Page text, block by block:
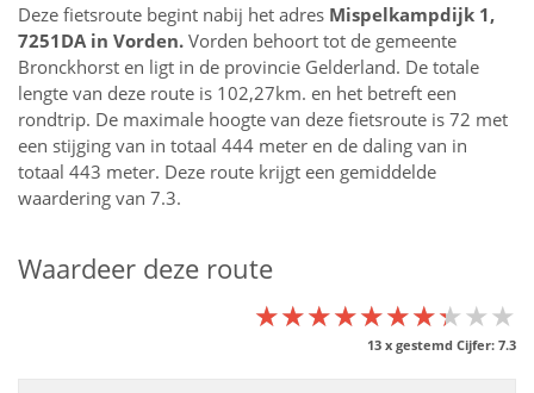
Deze fietsroute begint nabij het adres Mispelkampdijk 1,
7251DA in Vorden. Vorden behoort tot de gemeente
Bronckhorst en ligt in de provincie Gelderland. De totale
lengte van deze route is 102,27km. en het betreft een
rondtrip. De maximale hoogte van deze fietsroute is 72 met
een stijging van in totaal 444 meter en de daling van in
totaal 443 meter. Deze route krijgt een gemiddelde
waardering van 7.3.
Waardeer deze route
★★★★★★★★★★
★★★★★★★★★★
★★★★★★★★★★
13 x gestemd Cijfer: 7.3